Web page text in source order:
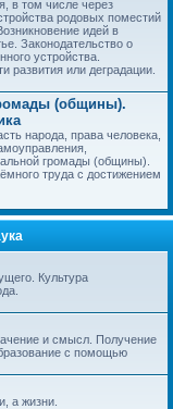
в том числе через
родовых поместий
идей в
Законодательство о
устройства.
развития или деградации.
(общины).
народа, права человека,
громады (общины).
труда с достижением
Культура
и смысл. Получение
с помощью
а жизни.